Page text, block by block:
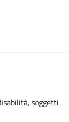
soggetti